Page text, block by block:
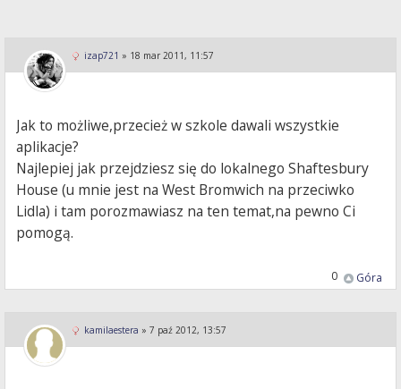
izap721 » 18 mar 2011, 11:57
Jak to możliwe,przecież w szkole dawali wszystkie
aplikacje?
Najlepiej jak przejdziesz się do lokalnego Shaftesbury
House (u mnie jest na West Bromwich na przeciwko
Lidla) i tam porozmawiasz na ten temat,na pewno Ci
pomogą.
Góra
0
kamilaestera » 7 paź 2012, 13:57